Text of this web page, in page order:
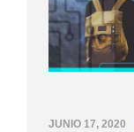
JUNIO 17, 2020